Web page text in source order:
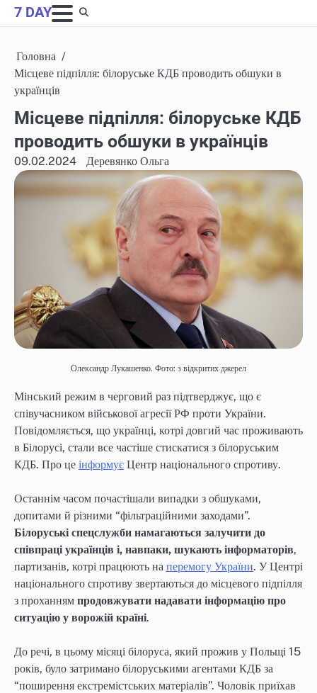
Skip
to
7 DAY
Головна
Місцеве підпілля: білоруське КДБ проводить обшуки в
українців
Місцеве підпілля: білоруське КДБ
проводить обшуки в українців
09.02.2024 Деревянко Ольга
Олександр Лукашенко. Фото: з відкритих джерел
Мінський режим в черговий раз підтверджує, що є
співучасником військової агресії РФ проти України.
Повідомляється, що українці, котрі довгий час проживають
в Білорусі, стали все частіше стискатися з білоруським
КДБ. Про це інформує Центр національного спротиву.
Останнім часом почастішали випадки з обшуками,
допитами й різними “фільтраційними заходами”.
Білоруські спецслужби намагаються залучити до
співпраці українців і, навпаки, шукають інформаторів,
партизанів, котрі працюють на перемогу України. У Центрі
національного спротиву звертаються до місцевого підпілля
з проханням продовжувати надавати інформацію про
ситуацію у ворожій країні.
До речі, в цьому місяці білоруса, який прожив у Польщі 15
років, було затримано білоруськими агентами КДБ за
“поширення екстремістських матеріалів”. Чоловік приїхав